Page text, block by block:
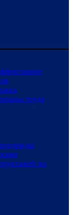
труда
по